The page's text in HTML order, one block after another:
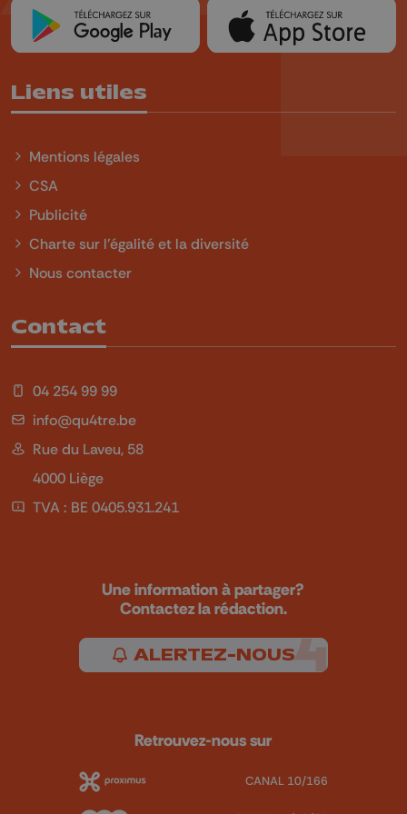
Liens utiles
Mentions légales
CSA
Publicité
Charte sur l'égalité et la diversité
Nous contacter
Contact
04 254 99 99
info@qu4tre.be
Rue du Laveu, 58
4000 Liège
TVA : BE 0405.931.241
Une information à partager?
Contactez la rédaction.
ALERTEZ-NOUS
Retrouvez-nous sur
CANAL 10/166